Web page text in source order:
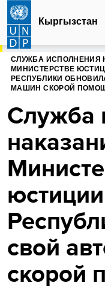
Перейти
основному
содержанию
Кыргызстан
ГЛАВНАЯ
СЛУЖБА ИСПОЛНЕНИЯ
МИНИСТЕРСТВЕ
РЕСПУБЛИКИ
МАШИН СКОРОЙ
Служба
свой
скорой